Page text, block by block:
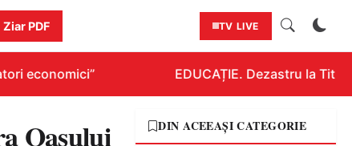
Ziar PDF TV LIVE
economici” EDUCAȚIE. Dezastru la
Oașului DIN ACEEAȘI CATEGORIE